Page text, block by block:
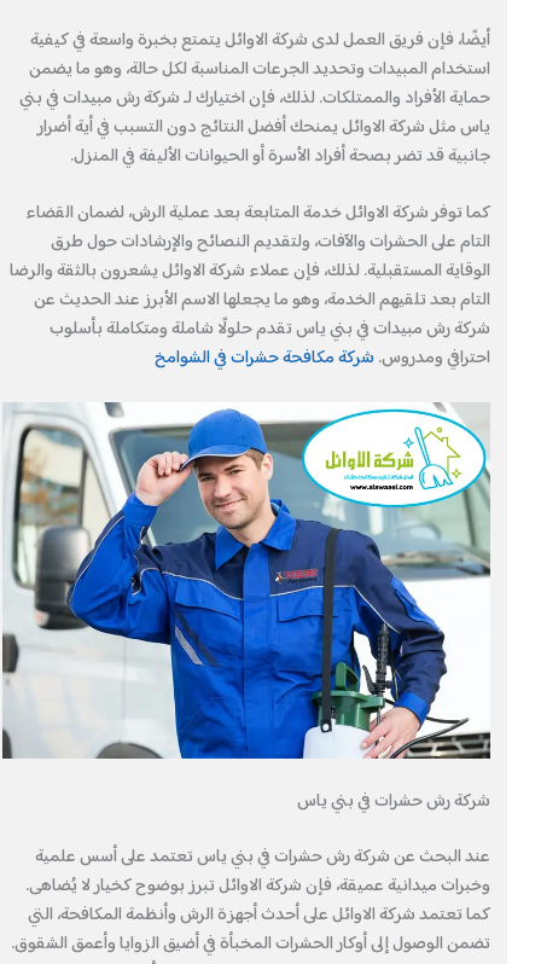
أيضًا، فإن فريق العمل لدى شركة الاوائل يتمتع بخبرة واسعة في كيفية
استخدام المبيدات وتحديد الجرعات المناسبة لكل حالة، وهو ما يضمن
حماية الأفراد والممتلكات. لذلك، فإن اختيارك لـ شركة رش مبيدات في بني
ياس مثل شركة الاوائل يمنحك أفضل النتائج دون التسبب في أية أضرار
جانبية قد تضر بصحة أفراد الأسرة أو الحيوانات الأليفة في المنزل.
كما توفر شركة الاوائل خدمة المتابعة بعد عملية الرش، لضمان القضاء
التام على الحشرات والآفات، ولتقديم النصائح والإرشادات حول طرق
الوقاية المستقبلية. لذلك، فإن عملاء شركة الاوائل يشعرون بالثقة والرضا
التام بعد تلقيهم الخدمة، وهو ما يجعلها الاسم الأبرز عند الحديث عن
شركة رش مبيدات في بني ياس تقدم حلولًا شاملة ومتكاملة بأسلوب
احترافي ومدروس.شركة مكافحة حشرات في الشوامخ
شركة رش حشرات في بني ياس
عند البحث عن شركة رش حشرات في بني ياس تعتمد على أسس علمية
وخبرات ميدانية عميقة، فإن شركة الاوائل تبرز بوضوح كخيار لا يُضاهى.
كما تعتمد شركة الاوائل على أحدث أجهزة الرش وأنظمة المكافحة، التي
تضمن الوصول إلى أوكار الحشرات المخبأة في أضيق الزوايا وأعمق الشقوق.